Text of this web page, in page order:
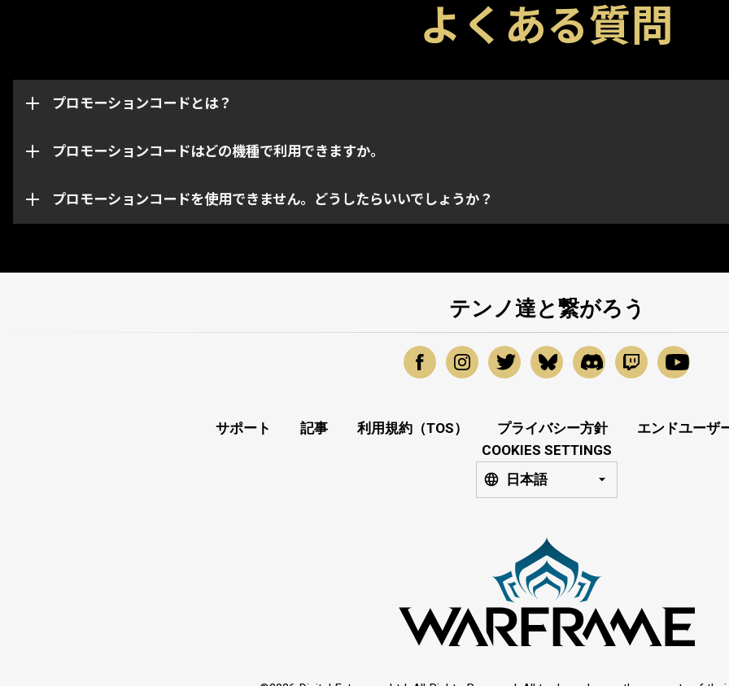
よくある質問
プロモーションコードとは？
プロモーションコードはグリフやブースター、武器などのゲーム内のアイテムを入手できる特殊コードです。各
ています。プロモーションコードは取得したアカウントに連携され、取得されたアカウントのインベントリにのみ
プロモーションコードはどの機種で利用できますか。
このページからはWarframeアカウントの機種・プラットフォーム問わずプロモーションコードを適用できます。
い。
プロモーションコードを使用できません。どうしたらいいでしょうか？
お問い合わせください。
テンノ達と繋がろう
サポート 記事 利用規約（TOS） プライバシー方針
エンドユーザ
COOKIES SETTINGS
日本語